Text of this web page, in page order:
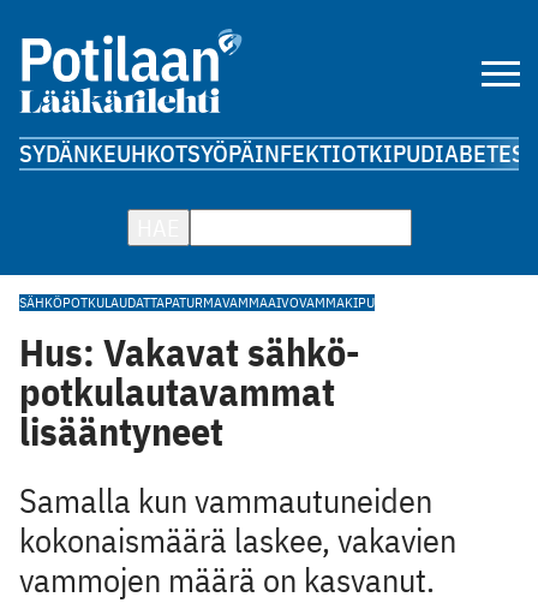
SYDÄNKEUHKOTSYÖPÄINFEKTIOTKIPUDIABETES
SÄHKÖPOTKULAUDATTAPATURMAVAMMAAIVOVAMMAKIPU
Hus: Vakavat sähkö­
potkulautavammat
lisääntyneet
Samalla kun vammautuneiden
kokonaismäärä laskee, vakavien
vammojen määrä on kasvanut.